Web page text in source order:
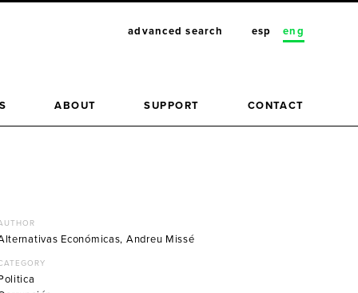
esp eng
advanced search
ABOUT SUPPORT CONTACT
Económicas, Andreu Missé